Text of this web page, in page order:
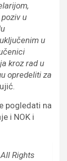
u
u
kroz rad u
opredeliti za
pogledati na
i NOK i
Rights